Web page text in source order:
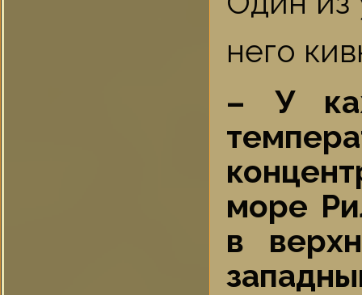
него
– У
море
в